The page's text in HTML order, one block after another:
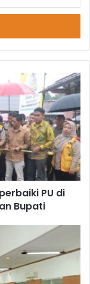
PU di
Bupati